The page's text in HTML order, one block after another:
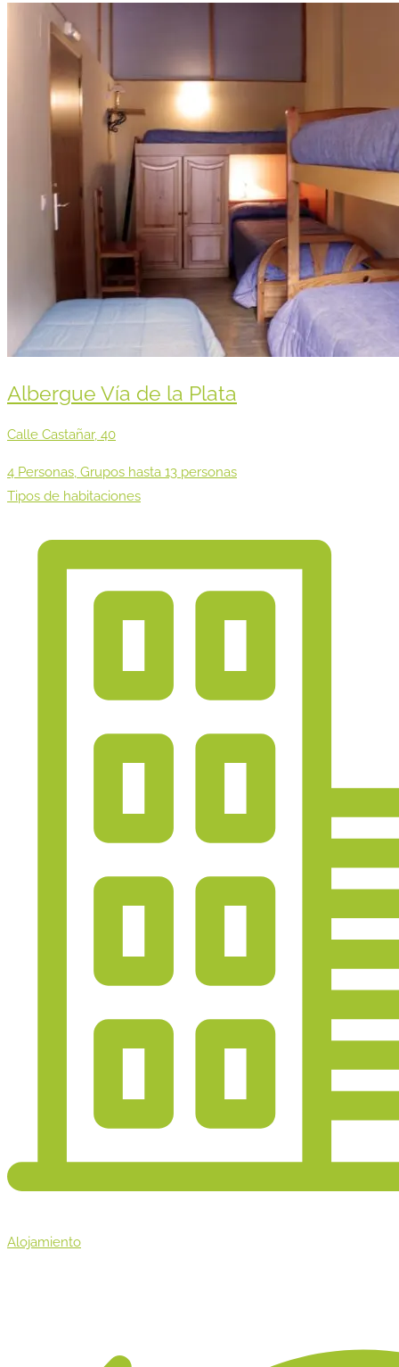
Albergue Vía de la Plata
Calle Castañar, 40
4 Personas, Grupos hasta 13 personas
Tipos de habitaciones
Alojamiento